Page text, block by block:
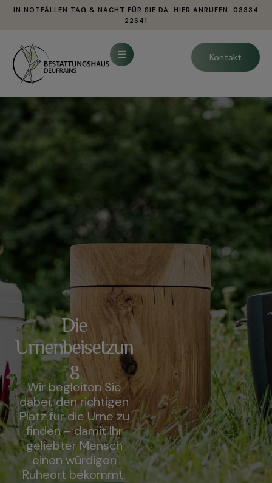
IN NOTFÄLLEN TAG & NACHT FÜR SIE DA. HIER ANRUFEN: 03334
22641
Kontakt
Die
Urnenbeisetzun
g
Wir begleiten Sie
dabei, den richtigen
Platz für die Urne zu
finden – damit Ihr
geliebter Mensch
einen würdigen
Ruheort bekommt.